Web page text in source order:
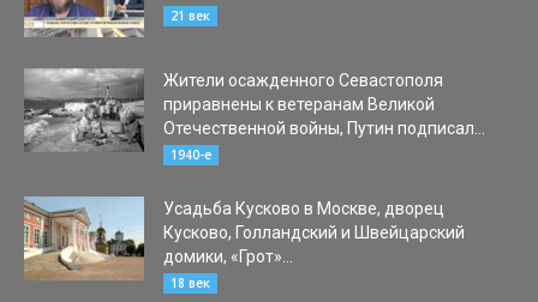
21 век
Жители осажденного Севастополя
приравнены к ветеранам Великой
Отечественной войны, Путин подписал...
1940-е
Усадьба Кусково в Москве, дворец
Кусково, Голландский и Швейцарский
домики, «Грот»...
18 век